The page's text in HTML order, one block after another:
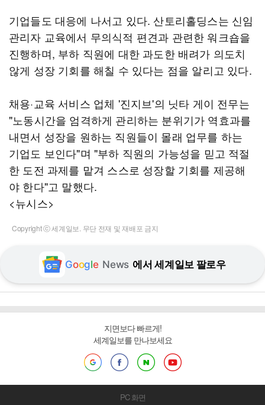
기업들도 대응에 나서고 있다. 산토리홀딩스는 신임
관리자 교육에서 무의식적 편견과 관련한 워크숍을
진행하며, 부하 직원에 대한 과도한 배려가 의도치
않게 성장 기회를 해칠 수 있다는 점을 알리고 있다.
채용·교육 서비스 업체 '진지브'의 닛타 게이 전무는
"노동시간을 엄격하게 관리하는 분위기가 역효과를
내면서 성장을 원하는 직원들이 몰래 업무를 하는
기업도 보인다"며 "부하 직원의 가능성을 믿고 적절
한 도전 과제를 맡겨 스스로 성장할 기회를 제공해
야 한다"고 말했다.
<뉴시스>
Copyright ⓒ 세계일보. 무단 전재 및 재배포 금지
Google News 에서 세계일보 팔로우
지면보다 빠르게!
세계일보를 만나보세요
PC 화면